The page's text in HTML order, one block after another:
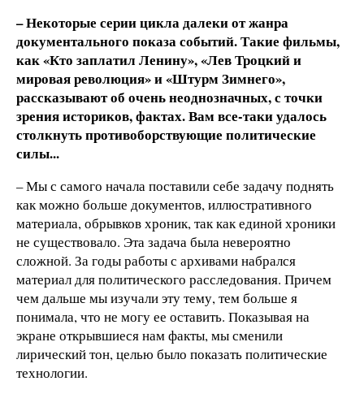
– Некоторые серии цикла далеки от жанра
документального показа событий. Такие фильмы,
как «Кто заплатил Ленину», «Лев Троцкий и
мировая революция» и «Штурм Зимнего»,
рассказывают об очень неоднозначных, с точки
зрения историков, фактах. Вам все-таки удалось
столкнуть противоборствующие политические
силы...
– Мы с самого начала поставили себе задачу поднять
как можно больше документов, иллюстративного
материала, обрывков хроник, так как единой хроники
не существовало. Эта задача была невероятно
сложной. За годы работы с архивами набрался
материал для политического расследования. Причем
чем дальше мы изучали эту тему, тем больше я
понимала, что не могу ее оставить. Показывая на
экране открывшиеся нам факты, мы сменили
лирический тон, целью было показать политические
технологии.